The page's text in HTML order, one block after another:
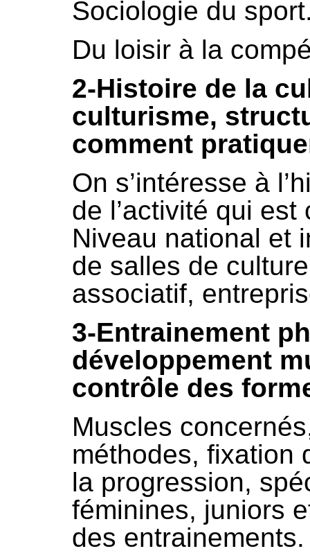
Sociologie du
Du loisir à la
2-Histoire de la
culturisme,
comment
On s’intéresse à
de l’activité qui
Niveau national et
de salles de
associatif,
3-Entrainement
développement
contrôle des
Muscles
méthodes, fixation
la progression,
féminines, juniors
des entrainements.